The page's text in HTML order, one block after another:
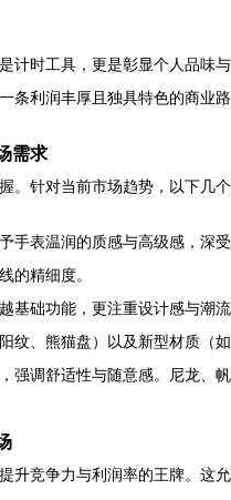
计时工具，更是彰显个人品味
条利润丰厚且独具特色的商业路
需求
。针对当前市场趋势，以下几
手表温润的质感与高级感，
的精细度。
基础功能，更注重设计感与
、熊猫盘）以及新型材质（如
强调舒适性与随意感。尼龙
升竞争力与利润率的王牌。这